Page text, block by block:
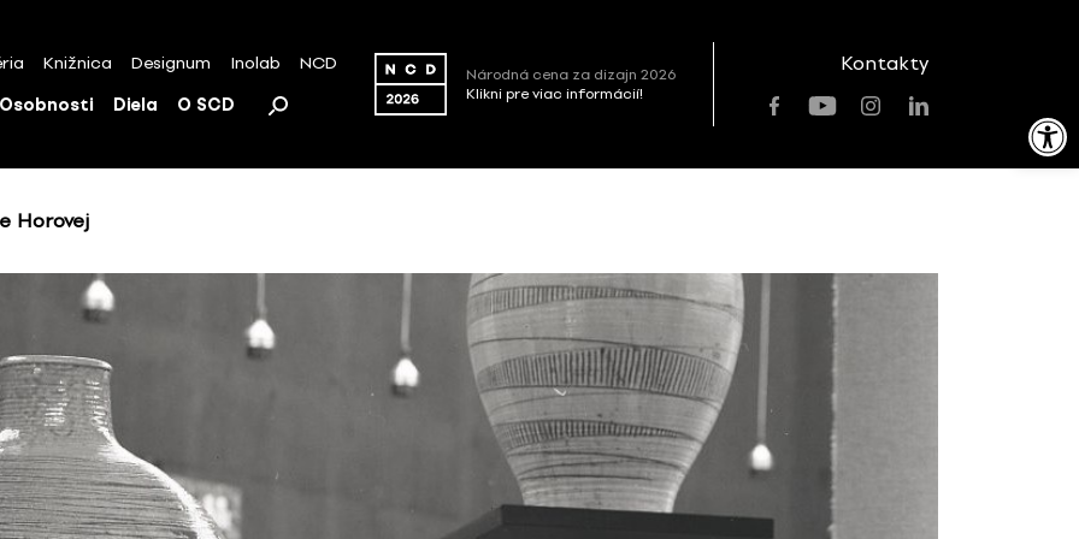
Open toolbar
Knižnica Designum Inolab NCD
Osobnosti Diela O SCD
Národná cena za dizajn 2026
Klikni pre viac informácií!
Kontakty
Horovej